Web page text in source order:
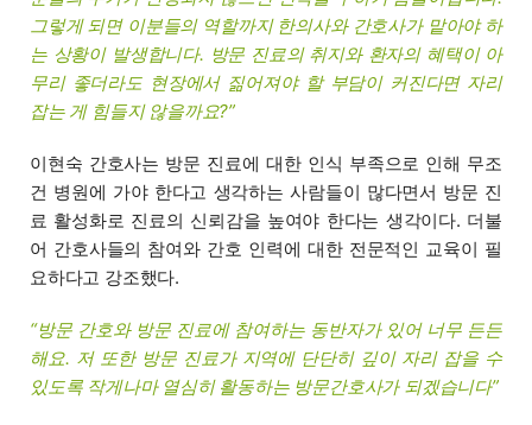
그렇게 되면 이분들의 역할까지 한의사와 간호사가 맡아야 하
는 상황이 발생합니다. 방문 진료의 취지와 환자의 혜택이 아
무리 좋더라도 현장에서 짊어져야 할 부담이 커진다면 자리
잡는 게 힘들지 않을까요?”
이현숙 간호사는 방문 진료에 대한 인식 부족으로 인해 무조
건 병원에 가야 한다고 생각하는 사람들이 많다면서 방문 진
료 활성화로 진료의 신뢰감을 높여야 한다는 생각이다. 더불
어 간호사들의 참여와 간호 인력에 대한 전문적인 교육이 필
요하다고 강조했다.
“방문 간호와 방문 진료에 참여하는 동반자가 있어 너무 든든
해요. 저 또한 방문 진료가 지역에 단단히 깊이 자리 잡을 수
있도록 작게나마 열심히 활동하는 방문간호사가 되겠습니다”